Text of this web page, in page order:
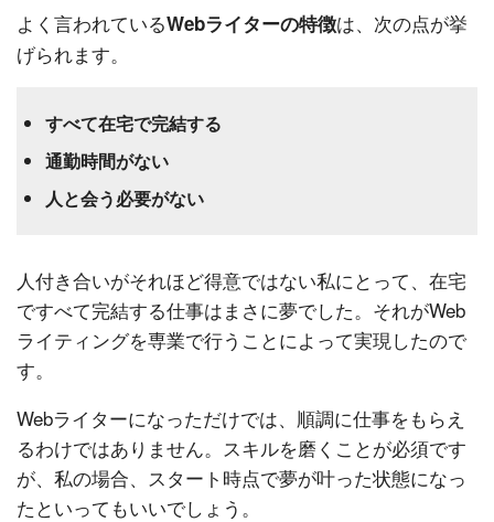
よく言われているWebライターの特徴は、次の点が挙
げられます。
すべて在宅で完結する
通勤時間がない
人と会う必要がない
人付き合いがそれほど得意ではない私にとって、在宅
ですべて完結する仕事はまさに夢でした。それがWeb
ライティングを専業で行うことによって実現したので
す。
Webライターになっただけでは、順調に仕事をもらえ
るわけではありません。スキルを磨くことが必須です
が、私の場合、スタート時点で夢が叶った状態になっ
たといってもいいでしょう。